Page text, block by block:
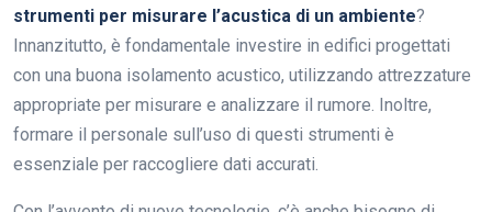
strumenti per misurare l’acustica di un ambiente?
Innanzitutto, è fondamentale investire in edifici progettati
con una buona isolamento acustico, utilizzando attrezzature
appropriate per misurare e analizzare il rumore. Inoltre,
formare il personale sull’uso di questi strumenti è
essenziale per raccogliere dati accurati.